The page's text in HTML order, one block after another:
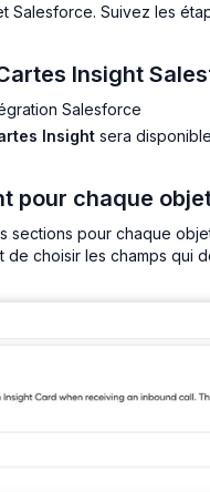
Salesforce. Suivez les
Insight
Salesforce
Insight sera disponible
pour chaque
sections pour chaque
choisir les champs qui